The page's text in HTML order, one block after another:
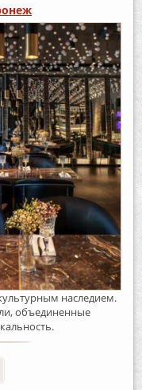
наследием.
объединенные